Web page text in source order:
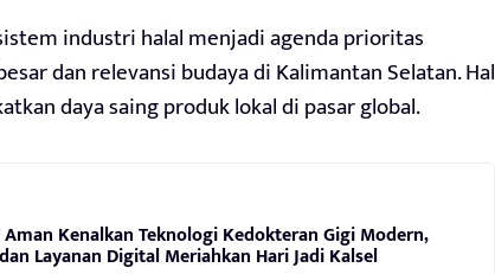
industri halal menjadi agenda prioritas
dan relevansi budaya di Kalimantan Selatan. Hal
daya saing produk lokal di pasar global.
Aman Kenalkan Teknologi Kedokteran Gigi Modern,
Layanan Digital Meriahkan Hari Jadi Kalsel